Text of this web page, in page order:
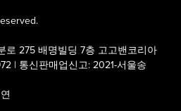
로 275 배명빌딩 7층 고고밴코리아
| 통신판매업신고: 2021-서울송